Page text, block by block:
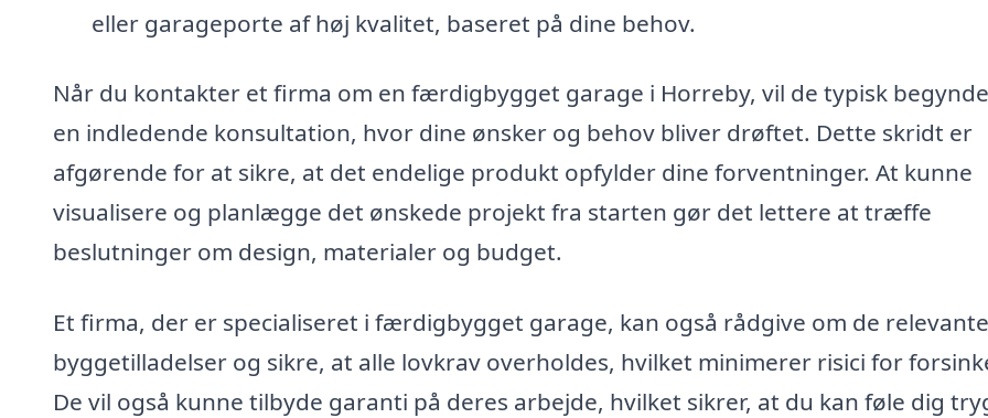
eller garageporte af høj kvalitet, baseret på dine behov.
Når du kontakter et firma om en færdigbygget garage i Horreby, vil de typisk
en indledende konsultation, hvor dine ønsker og behov bliver drøftet. Dette skridt er
afgørende for at sikre, at det endelige produkt opfylder dine forventninger. At kunne
visualisere og planlægge det ønskede projekt fra starten gør det lettere at træffe
beslutninger om design, materialer og budget.
Et firma, der er specialiseret i færdigbygget garage, kan også rådgive om de relevante
byggetilladelser og sikre, at alle lovkrav overholdes, hvilket minimerer risici for
De vil også kunne tilbyde garanti på deres arbejde, hvilket sikrer, at du kan føle dig